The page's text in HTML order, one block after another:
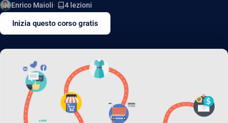
Enrico Maioli 4 lezioni
Inizia questo corso gratis